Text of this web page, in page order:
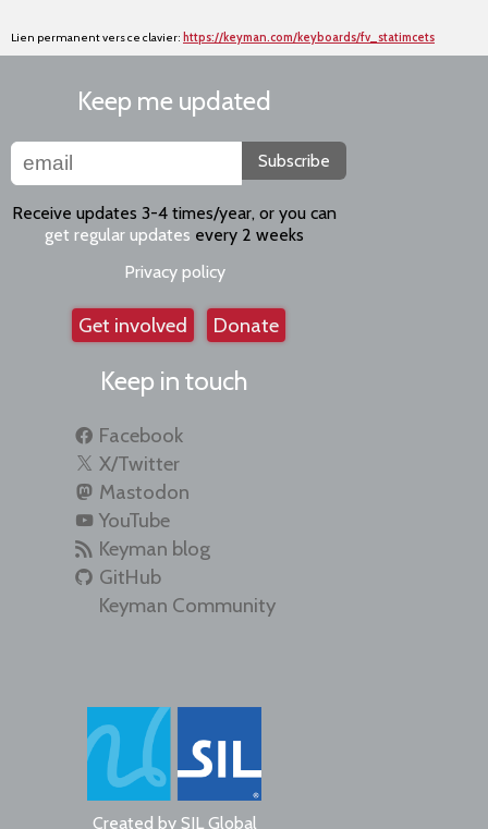
Lien permanent vers ce clavier: https://keyman.com/keyboards/fv_statimcets
Keep me updated
Subscribe
Receive updates 3-4 times/year, or you can
get regular updates every 2 weeks
Privacy policy
Get involved Donate
Keep in touch
Facebook
X/Twitter
Mastodon
YouTube
Keyman blog
GitHub
Keyman Community
Created by SIL Global